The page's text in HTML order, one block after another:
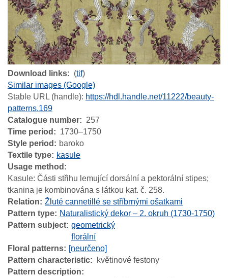
Download links (tif)
Similar images (Google)
Stable URL (handle): https://hdl.handle.net/11222/beauty-
patterns.169
Catalogue number
257
Time period
1730–1750
Style period
baroko
Textile type
kasule
Usage method
Kasule: Části střihu lemující dorsální a pektorální stipes;
tkanina je kombinována s látkou kat. č. 258.
Relation
Žluté cannetillé se stříbrnými ošatkami
Pattern type
Naturalistický dekor – 2. okruh (1730-1750)
Pattern subject geometrický
florální
Floral patterns
[neurčeno]
Pattern characteristic
květinové festony
Pattern description